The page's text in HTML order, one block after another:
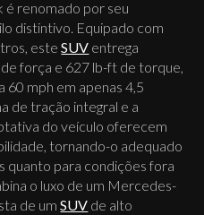
renomado por seu
distintivo. Equipado com
esteSUV entrega
força e 627 lb-ft de torque,
mph em apenas 4,5
de tração integral e a
do veículo oferecem
tornando-o adequado
quanto para condições fora
o luxo de um Mercedes-
de umSUV de alto